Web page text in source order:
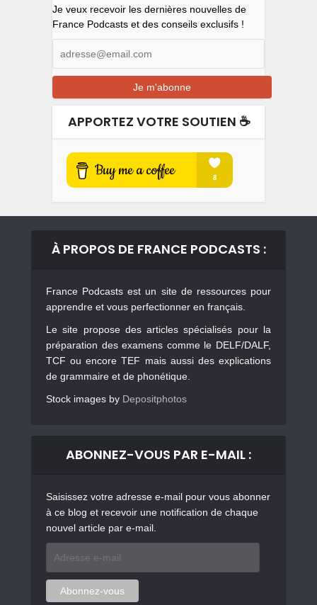
Je veux recevoir les dernières nouvelles de
France Podcasts et des conseils exclusifs !
APPORTEZ VOTRE SOUTIEN ☕️
À PROPOS DE FRANCE PODCASTS :
France Podcasts est un site de ressources pour
apprendre et vous perfectionner en français.
Le site propose des articles spécialisés pour la
préparation des examens comme le DELF/DALF,
TCF ou encore TEF mais aussi des explications
de grammaire et de phonétique.
Stock images by Depositphotos
ABONNEZ-VOUS PAR E-MAIL :
Saisissez votre adresse e-mail pour vous abonner
à ce blog et recevoir une notification de chaque
nouvel article par e-mail.
mail
Abonnez-vous